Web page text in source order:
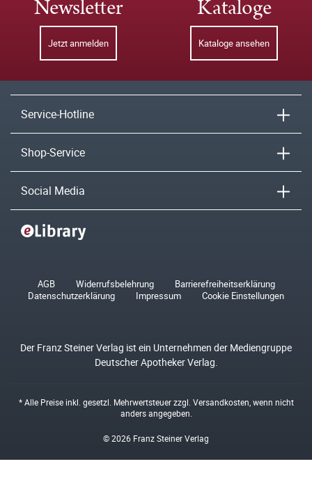
Newsletter
Jetzt anmelden
Kataloge
Kataloge ansehen
Service-Hotline
Shop-Service
Social Media
AGB Widerrufsbelehrung
Barrierefreiheitserklärung
Datenschutzerklärung
Impressum Cookie Einstellungen
Der Franz Steiner Verlag ist ein Unternehmen der Mediengruppe
Deutscher Apotheker Verlag.
* Alle Preise inkl. gesetzl. Mehrwertsteuer zzgl. Versandkosten , wenn nicht
anders angegeben.
© 2026 Franz Steiner Verlag